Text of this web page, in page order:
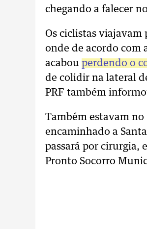
chegando a falecer
Os ciclistas viajavam
onde de acordo com
acabou perdendo o
de colidir na lateral
PRF também
Também estavam
encaminhado a
passará por cirurgia,
Pronto Socorro